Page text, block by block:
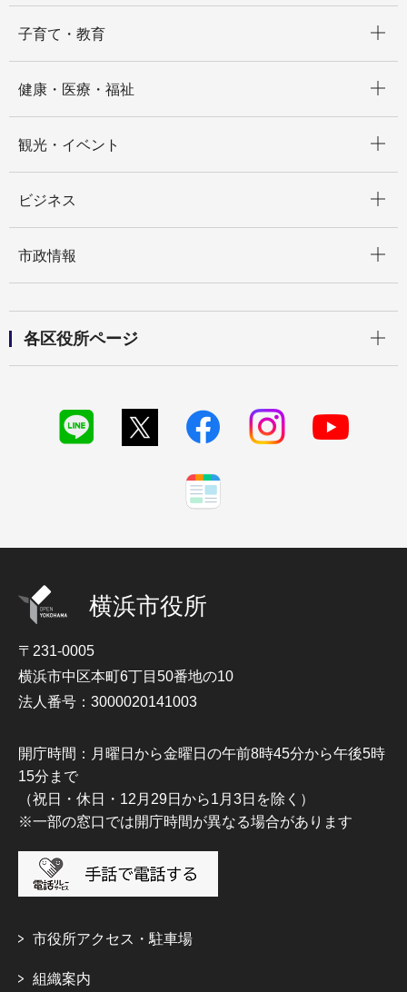
子育て・教育
健康・医療・福祉
観光・イベント
ビジネス
市政情報
各区役所ページ
横浜市役所
〒231-0005
横浜市中区本町6丁目50番地の10
法人番号：3000020141003
開庁時間：月曜日から金曜日の午前8時45分から午後5時
15分まで
（祝日・休日・12月29日から1月3日を除く）
※一部の窓口では開庁時間が異なる場合があります
市役所アクセス・駐車場
組織案内